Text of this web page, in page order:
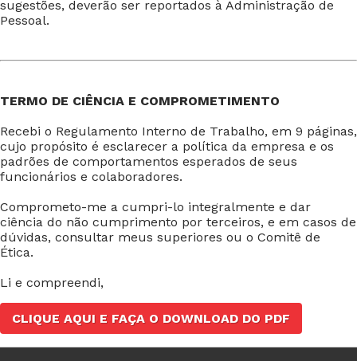
sugestões, deverão ser reportados à Administração de
Pessoal.
TERMO DE CIÊNCIA E COMPROMETIMENTO
Recebi o Regulamento Interno de Trabalho, em 9 páginas,
cujo propósito é esclarecer a política da empresa e os
padrões de comportamentos esperados de seus
funcionários e colaboradores.
Comprometo-me a cumpri-lo integralmente e dar
ciência do não cumprimento por terceiros, e em casos de
dúvidas, consultar meus superiores ou o Comitê de
Ética.
Li e compreendi,
CLIQUE AQUI E FAÇA O DOWNLOAD DO PDF